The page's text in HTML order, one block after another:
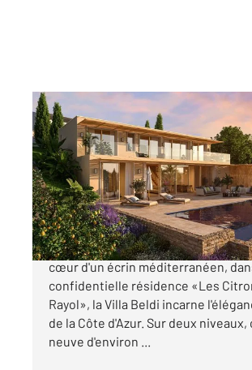
RAYOL CANADEL SUR MER 83
218,06 m2, 6 pièces
Ref : 1734
Maison à vendre
3 680 000 €
À vendre Villa Beldi, Rayol-
cœur d'un écrin méditerranéen,
confidentielle résidence «Les
Rayol», la Villa Beldi incarne
de la Côte d'Azur. Sur deux
neuve d'environ ...